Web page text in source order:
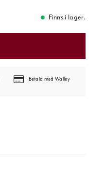
Finns i lager.
Betala med Walley